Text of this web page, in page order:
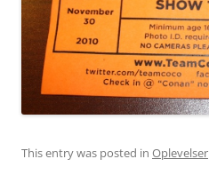
This entry was posted in Oplevelser